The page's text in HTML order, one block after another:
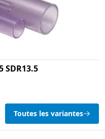
SDR13.5
Toutes les variantes